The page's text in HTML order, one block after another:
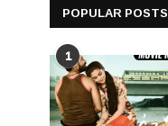
POPULAR POSTS
1